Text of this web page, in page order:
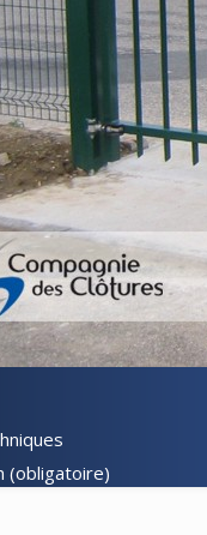
(obligatoire)